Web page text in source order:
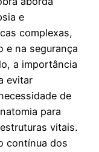
e
complexas,
e na segurança
a importância
evitar
de
para
vitais.
contínua dos